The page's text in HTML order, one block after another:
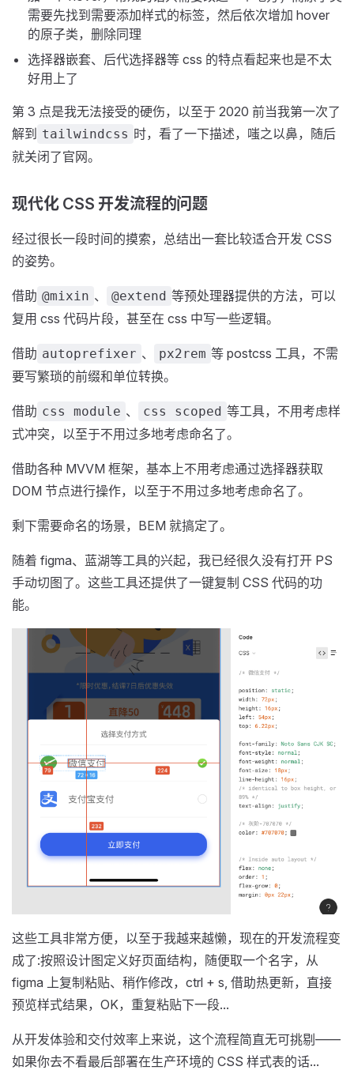
需要先找到需要添加样式的标签，然后依次增加 hover
的原子类，删除同理
选择器嵌套、后代选择器等 css 的特点看起来也是不太
好用上了
第 3 点是我无法接受的硬伤，以至于 2020 前当我第一次了
解到 tailwindcss 时，看了一下描述，嗤之以鼻，随后
就关闭了官网。
现代化 CSS 开发流程的问题
经过很长一段时间的摸索，总结出一套比较适合开发 CSS
的姿势。
借助 @mixin 、 @extend 等预处理器提供的方法，可以
复用 css 代码片段，甚至在 css 中写一些逻辑。
借助 autoprefixer 、 px2rem 等 postcss 工具，不需
要写繁琐的前缀和单位转换。
借助 css module 、 css scoped 等工具，不用考虑样
式冲突，以至于不用过多地考虑命名了。
借助各种 MVVM 框架，基本上不用考虑通过选择器获取
DOM 节点进行操作，以至于不用过多地考虑命名了。
剩下需要命名的场景，BEM 就搞定了。
随着 figma、蓝湖等工具的兴起，我已经很久没有打开 PS
手动切图了。这些工具还提供了一键复制 CSS 代码的功
能。
这些工具非常方便，以至于我越来越懒，现在的开发流程变
成了:按照设计图定义好页面结构，随便取一个名字，从
figma 上复制粘贴、稍作修改，ctrl + s, 借助热更新，直接
预览样式结果，OK，重复粘贴下一段...
从开发体验和交付效率上来说，这个流程简直无可挑剔——
如果你去不看最后部署在生产环境的 CSS 样式表的话...